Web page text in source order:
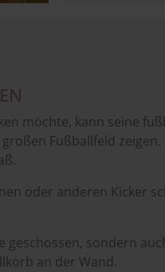
möchte, kann seine
Fußballfeld
oder anderen Kicker
sondern
an der Wand.